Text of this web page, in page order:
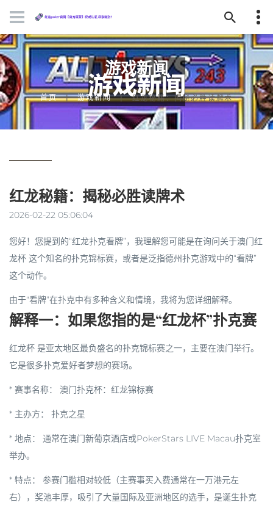
游戏新闻
首页 游戏新闻 红龙秘籍：揭秘必胜读牌术
红龙秘籍：揭秘必胜读牌术
2026-02-22 05:06:04
您好！您提到的“红龙扑克看牌”，我理解您可能是在询问关于澳门红
龙杯 这个知名的扑克锦标赛，或者是泛指德州扑克游戏中的“看牌”
这个动作。
由于“看牌”在扑克中有多种含义和情境，我将为您详细解释。
解释一：如果您指的是“红龙杯”扑克赛
红龙杯 是亚太地区最负盛名的扑克锦标赛之一，主要在澳门举行。
它是很多扑克爱好者梦想的赛场。
* 赛事名称： 澳门扑克杯：红龙锦标赛
* 主办方： 扑克之星
* 地点：
通常在澳门新葡京酒店或PokerStars LIVE Macau扑克室
举办。
* 特点：
参赛门槛相对较低（主赛事买入费通常在一万港元左
右），奖池丰厚，吸引了大量国际及亚洲地区的选手，是诞生扑克